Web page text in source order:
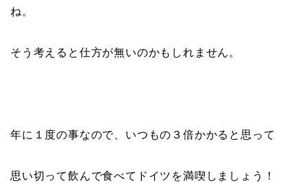
ね。
そう考えると仕方が無いのかもしれません。
年に１度の事なので、いつもの３倍かかると思って
思い切って飲んで食べてドイツを満喫しましょう！